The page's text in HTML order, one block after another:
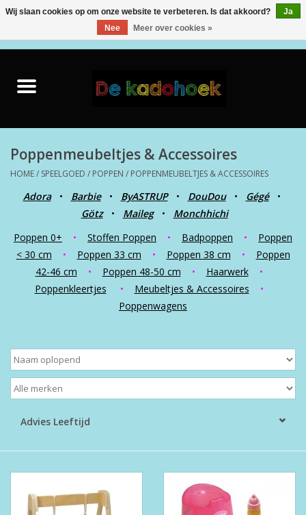
Creatief
Back to School
Puzzels & Spellen
Wannahaves
Poppenmeubeltjes & Accessoires
HOME/ SPEELGOED / POPPEN / POPPENMEUBELTJES & ACCESSOIRES
Adora• Barbie• ByASTRUP• DouDou• Gégé•
Götz• Maileg• Monchhichi
Poppen 0+
• Stoffen Poppen • Badpoppen •
Poppen
< 30 cm
• Poppen 33 cm • Poppen 38 cm •
Poppen
42-46 cm
• Poppen 48-50 cm • Haarwerk
•
Poppenkleertjes
• Meubeltjes & Accessoires
•
Poppenwagens
Advies Leeftijd
Wij slaan cookies op om onze website te verbeteren. Is dat akkoord?
Ja
Nee
Meer over cookies »